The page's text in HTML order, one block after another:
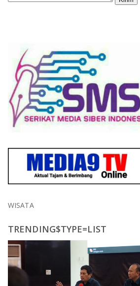
WISATA
TRENDING$TYPE=LIST